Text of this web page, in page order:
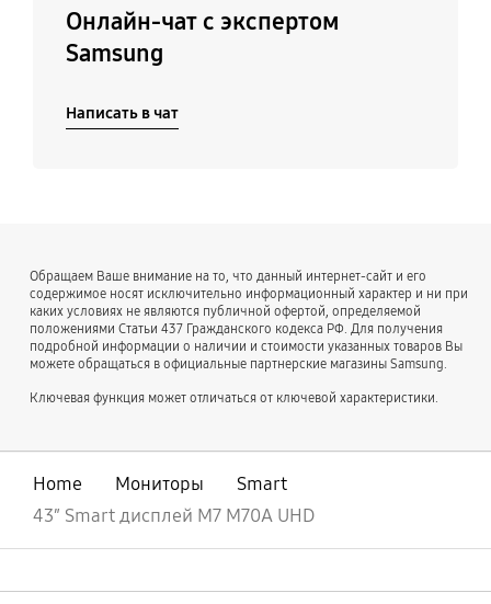
Онлайн-чат с экспертом
Samsung
Написать в чат
Обращаем Ваше внимание на то, что данный интернет-сайт и его
содержимое носят исключительно информационный характер и ни при
каких условиях не являются публичной офертой, определяемой
положениями Статьи 437 Гражданского кодекса РФ. Для получения
подробной информации о наличии и стоимости указанных товаров Вы
можете обращаться в официальные партнерские магазины Samsung.
Ключевая функция может отличаться от ключевой характеристики.
Home Мониторы
Smart
43″ Smart дисплей М7 M70A UHD